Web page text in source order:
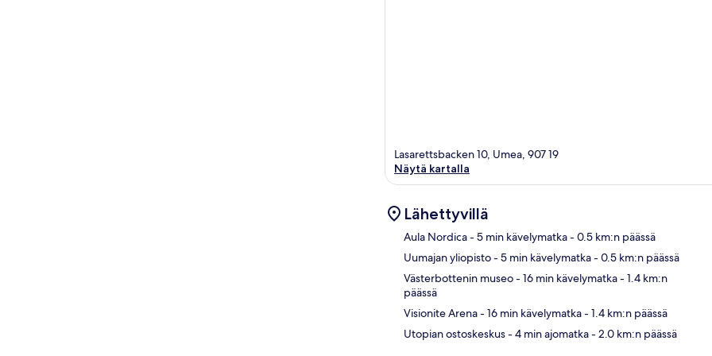
Lasarettsbacken 10, Umea, 907 19
Näytä kartalla
Lähettyvillä
Aula Nordica- 5 min kävelymatka- 0.5 km:n päässä
Uumajan yliopisto- 5 min kävelymatka- 0.5 km:n päässä
Västerbottenin museo- 16 min kävelymatka- 1.4 km:n
päässä
Visionite Arena- 16 min kävelymatka- 1.4 km:n päässä
Utopian ostoskeskus- 4 min ajomatka- 2.0 km:n päässä